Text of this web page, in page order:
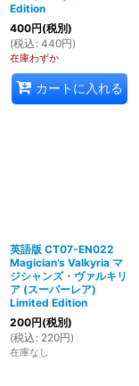
Edition
400円(税別)
(税込 : 440円)
在庫わずか
カートに入れる
英語版 CT07-EN022
Magician’s Valkyria マ
ジシャンズ・ヴァルキリ
ア (スーパーレア)
Limited Edition
200円(税別)
(税込 : 220円)
在庫なし